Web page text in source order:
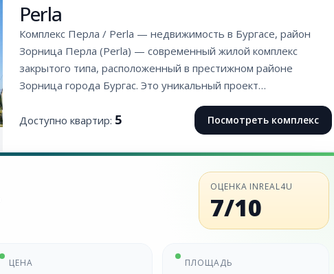
Perla
Комплекс Перла / Perla — недвижимость в Бургасе, район
Зорница Перла (Perla) — современный жилой комплекс
закрытого типа, расположенный в престижном районе
Зорница города Бургас. Это уникальный проект…
Доступно квартир: 5 Посмотреть комплекс
ОЦЕНКА INREAL4U
7/10
ЦЕНА ПЛОЩАДЬ